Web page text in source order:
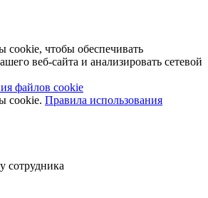
чтобы обеспечивать
веб-сайта и анализировать сетевой
файлов cookie
cookie. Правила использования
сотрудника